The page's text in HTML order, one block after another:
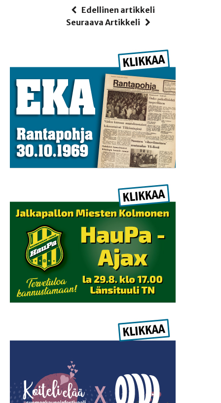
Edellinen artikkeli
Seuraava Artikkeli